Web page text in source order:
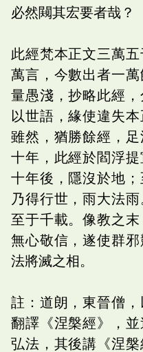
必然闚其宏要者哉？
此經梵本正文三萬
萬言，今數出者一
量愚淺，抄略此經
以世語，緣使違失
雖然，猶勝餘經，
十年，此經於閻浮
十年後，隱沒於地；
乃得行世，雨大法
至于千載。像教之末
無心敬信，遂使群
法將滅之相。
註：道朗，東晉僧
翻譯《涅槃經》，
弘法，其後講《涅